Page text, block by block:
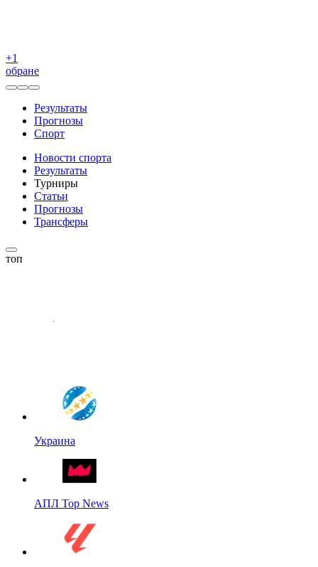
+1
обране
Результаты
Прогнозы
Спорт
Новости спорта
Результаты
Турниры
Статьи
Прогнозы
Трансферы
топ
Украина
АПЛ Top News